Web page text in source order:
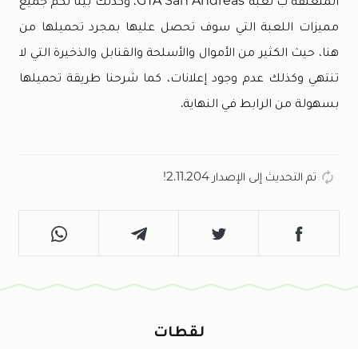
مميزات اللعبة التي سوف تحصل عليها بمجرد تحميلها من
هنا، حيث الكثير من الأموال والأسلحة والقنابل والذخيرة التي لا
تنتهي وكذلك عدم وجود إعلانات، كما شرحنا طريقة تحميلها
بسهولة من الرابط في النهاية.
تم التحديث إلى الإصدار 2.11.204!
لقطات